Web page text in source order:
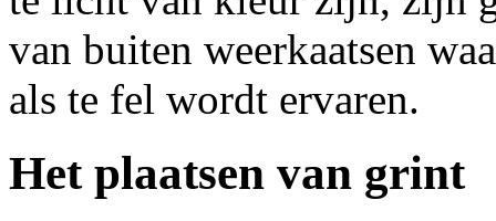
van buiten weerkaatsen
als te fel wordt ervaren.
Het plaatsen van grint